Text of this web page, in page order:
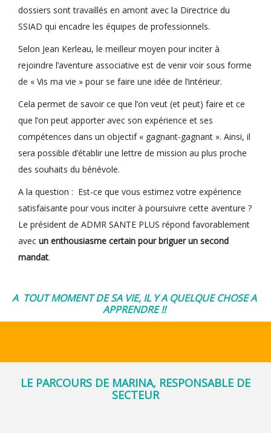
dossiers sont travaillés en amont avec la Directrice du
SSIAD qui encadre les équipes de professionnels.
Selon Jean Kerleau, le meilleur moyen pour inciter à
rejoindre l’aventure associative est de venir voir sous forme
de « Vis ma vie » pour se faire une idée de l’intérieur.
Cela permet de savoir ce que l’on veut (et peut) faire et ce
que l’on peut apporter avec son expérience et ses
compétences dans un objectif « gagnant-gagnant ». Ainsi, il
sera possible d’établir une lettre de mission au plus proche
des souhaits du bénévole.
A la question : Est-ce que vous estimez votre expérience
satisfaisante pour vous inciter à poursuivre cette aventure ?
Le président de ADMR SANTE PLUS répond favorablement
avec un enthousiasme certain pour briguer un second
mandat.
A TOUT MOMENT DE SA VIE, IL Y A QUELQUE CHOSE A
APPRENDRE !!
LE PARCOURS DE MARINA, RESPONSABLE DE
SECTEUR